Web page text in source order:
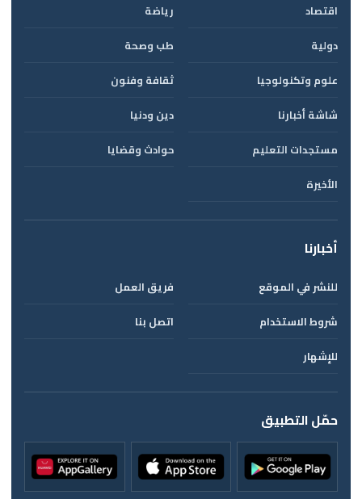
اقتصاد
رياضة
دولية
طب وصحة
علوم وتكنولوجيا
ثقافة وفنون
شاشة أخبارنا
دين ودنيا
مستجدات التعليم
حوادث وقضايا
الأخيرة
أخبارنا
للنشر في الموقع
فريق العمل
شروط الاستخدام
اتصل بنا
للإشهار
حمّل التطبيق